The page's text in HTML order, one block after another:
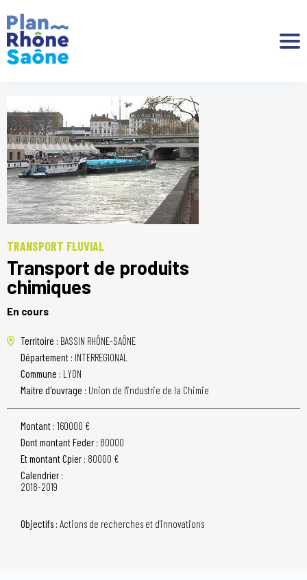
TRANSPORT FLUVIAL
Transport de produits
chimiques
En cours
Territoire : BASSIN RHÔNE-SAÔNE
Département : INTERREGIONAL
Commune : LYON
Maitre d'ouvrage : Union de l'industrie de la Chimie
Montant : 160000 €
Dont montant Feder : 80000
Et montant Cpier : 80000 €
Calendrier :
2018-2019
Objectifs : Actions de recherches et d'innovations